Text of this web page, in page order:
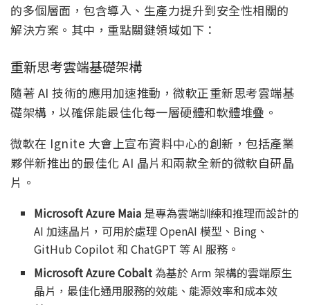
的多個層面，包含導入、生產力提升到安全性相關的
解決方案。其中，重點關鍵領域如下：
重新思考雲端基礎架構
隨著 AI 技術的應用加速推動，微軟正重新思考雲端基
礎架構，以確保能最佳化每一層硬體和軟體堆疊。
微軟在 Ignite 大會上宣布資料中心的創新，包括產業
夥伴新推出的最佳化 AI 晶片和兩款全新的微軟自研晶
片。
Microsoft Azure Maia 是專為雲端訓練和推理而設計的
AI 加速晶片，可用於處理 OpenAI 模型、Bing、
GitHub Copilot 和 ChatGPT 等 AI 服務。
Microsoft Azure Cobalt 為基於 Arm 架構的雲端原生
晶片，最佳化通用服務的效能、能源效率和成本效